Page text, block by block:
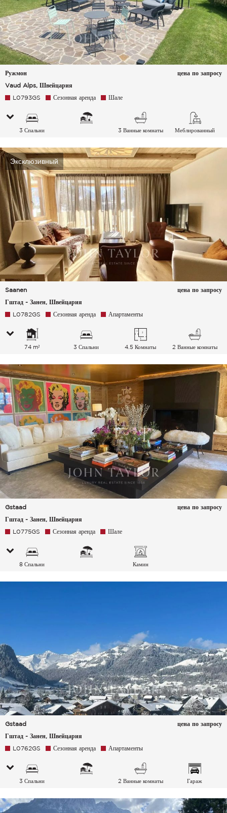
Ружмон
Vaud Alps, Швейцария
цена по запросу
L0793GS Сезонная аренда Шале
3 Спальни 3 Ванные комнаты Меблированный
Эксклюзивный
Saanen
Гштад - Занен, Швейцария
цена по запросу
L0782GS Сезонная аренда Апартаменты
74 m² 3 Спальни 4.5 Комнаты 2 Ванные комнаты
Gstaad
Гштад - Занен, Швейцария
цена по запросу
L0775GS Сезонная аренда Шале
8 Спальни Камин
Gstaad
Гштад - Занен, Швейцария
цена по запросу
L0762GS Сезонная аренда Апартаменты
3 Спальни 2 Ванные комнаты Гараж